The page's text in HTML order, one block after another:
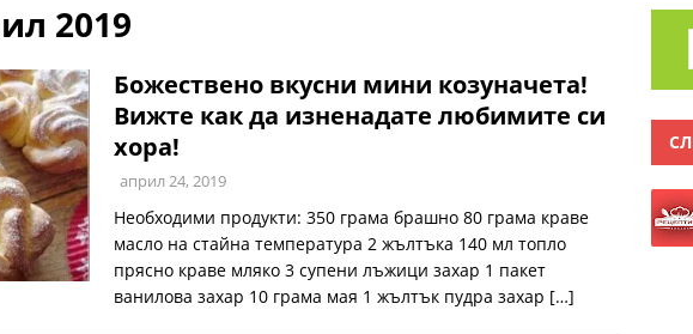
2019
Божествено вкусни мини козуначета!
Вижте как да изненадате любимите си
хора!
април 24, 2019
Необходими продукти: 350 грама брашно 80 грама краве
масло на стайна температура 2 жълтъка 140 мл топло
прясно краве мляко 3 супени лъжици захар 1 пакет
ванилова захар 10 грама мая 1 жълтък пудра захар […]